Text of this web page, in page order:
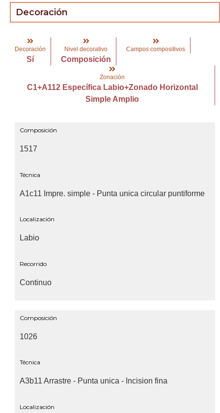
Decoración
Decoración
Sí
Nivel decorativo
Composición
Campos compositivos
Zonación
C1+A112 Específica Labio+Zonado Horizontal
Simple Amplio
Composición
1517
Técnica
A1c11 Impre. simple - Punta unica circular puntiforme
Localización
Labio
Recorrido
Continuo
Composición
1026
Técnica
A3b11 Arrastre - Punta unica - Incision fina
Localización